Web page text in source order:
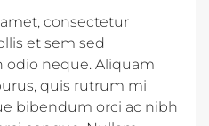
consectetur
et sem sed
odio neque. Aliquam
quis rutrum mi
bibendum orci ac nibh